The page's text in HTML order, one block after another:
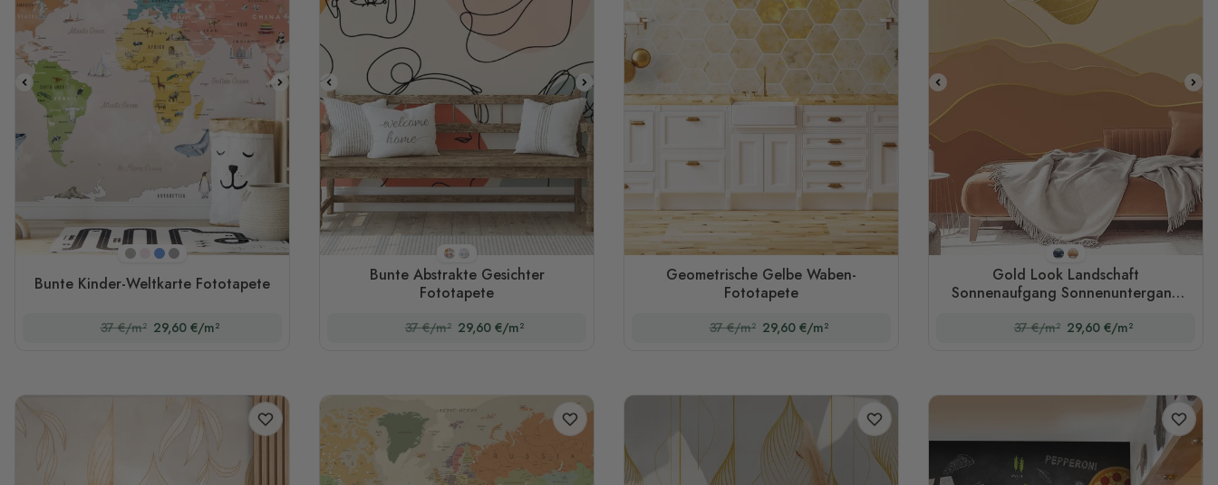
BeigeRosa
BlauGray
Bunte Kinder-Weltkarte Fototapete
37 €/m² 29,60 €/m²
Stil 1Stil 2
Bunte Abstrakte Gesichter
Fototapete
37 €/m² 29,60 €/m²
Geometrische Gelbe Waben-
Fototapete
37 €/m² 29,60 €/m²
Stil 1Stil 2
Gold Look Landschaft
Sonnenaufgang Sonnenuntergang
37 €/m² 29,60 €/m²